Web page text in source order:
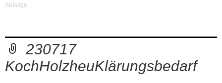
230717
KochHolzheuKlärungsbedarf